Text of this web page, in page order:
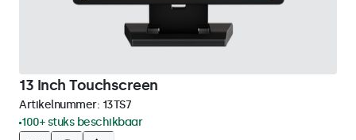
13 Inch Touchscreen
Artikelnummer: 13TS7
100+ stuks beschikbaar